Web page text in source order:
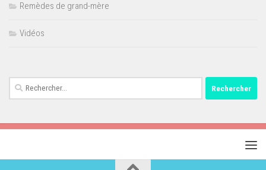
Remèdes de grand-mère
Vidéos
Rechercher :